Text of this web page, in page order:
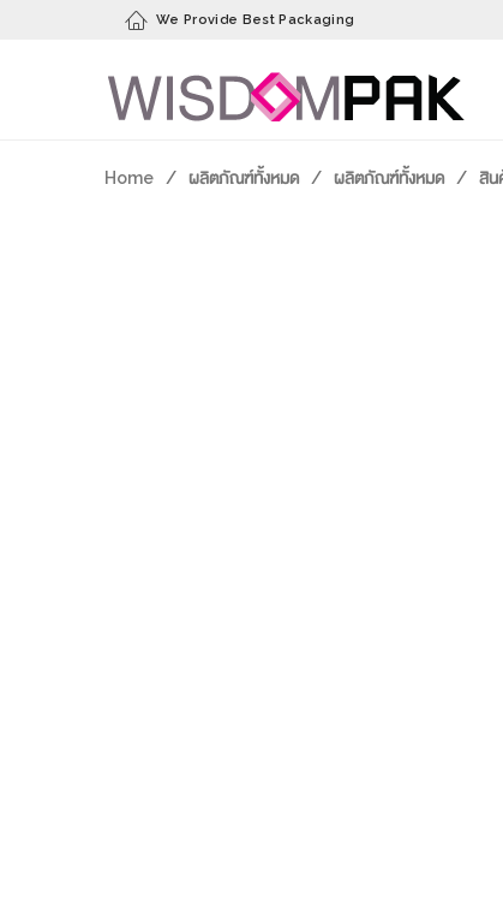
We Provide Best Packaging
Home / ผลิตภัณฑ์ทั้งหมด / ผลิตภัณฑ์ทั้งหมด / สิน